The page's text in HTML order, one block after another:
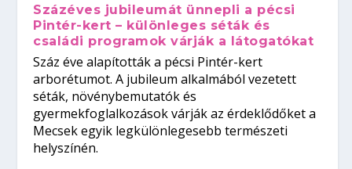
Százéves jubileumát ünnepli a pécsi
Pintér-kert – különleges séták és
családi programok várják a látogatókat
Száz éve alapították a pécsi Pintér-kert
arborétumot. A jubileum alkalmából vezetett
séták, növénybemutatók és
gyermekfoglalkozások várják az érdeklődőket a
Mecsek egyik legkülönlegesebb természeti
helyszínén.